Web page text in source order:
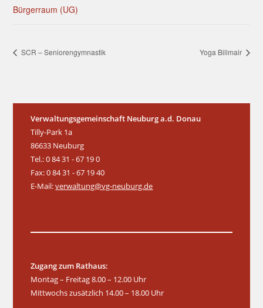
Bürgerraum (UG)
SCR – Seniorengymnastik Yoga Billmair
Verwaltungsgemeinschaft Neuburg a.d. Donau
Tilly-Park 1a
86633 Neuburg
Tel.: 0 84 31 - 67 19 0
Fax: 0 84 31 - 67 19 40
E-Mail:verwaltung@vg-neuburg.de
Zugang zum Rathaus:
Montag – Freitag 8.00 – 12.00 Uhr
Mittwochs zusätzlich 14.00 – 18.00 Uhr